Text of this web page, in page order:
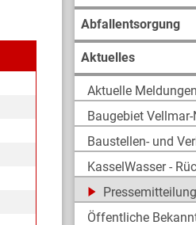
Abfallentsorgung
Aktuelles
Aktuelle Meldungen
Baugebiet Vellmar-
Baustellen- und
KasselWasser -
Öffentliche